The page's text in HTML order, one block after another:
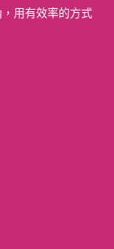
用有效率的方式